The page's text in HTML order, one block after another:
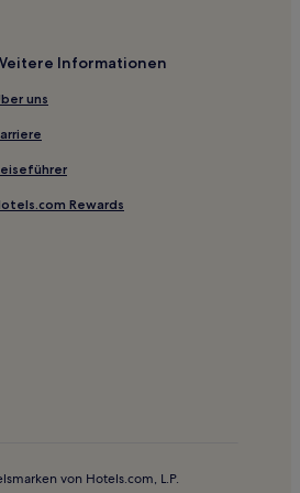
Informationen
uns
Rewards
von Hotels.com, L.P.